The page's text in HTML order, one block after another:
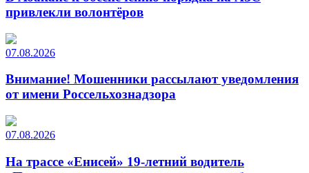
привлекли волонтёров
07.08.2026
Внимание! Мошенники рассылают уведомления
от имени Россельхознадзора
07.08.2026
На трассе «Енисей» 19-летний водитель